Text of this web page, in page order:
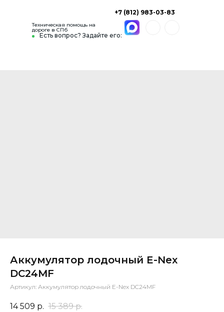
Есть вопрос? Задайте его:
+7 (812) 983-03-83
Техническая помощь на
дороге в СПб
Аккумулятор лодочный E-Nex
DC24MF
Артикул: Аккумулятор лодочный E-Nex DC24MF
14 509 р. 15 389 р.